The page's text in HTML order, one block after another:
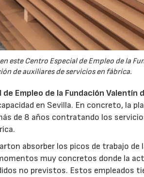
este Centro Especial de Empleo de la
de auxiliares de servicios en fábrica.
de Empleo de la Fundación Valentín
en Sevilla. En concreto, la
de 8 años contratando los
absorber los picos de trabajo de
muy concretos donde la
no previstos. Estos empleados